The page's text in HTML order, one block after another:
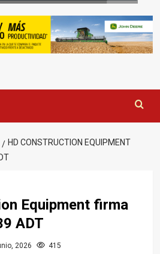
HD CONSTRUCTION EQUIPMENT
Equipment firma
ADT
2026 415